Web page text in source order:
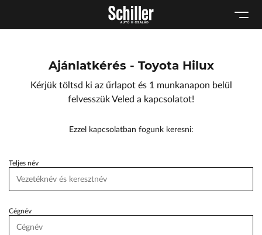
Lexus Pest
Audi Schiller
BYD Schiller
Geely Schiller
Seat Schiller
Tesla Approved Body Shop
Szerviz cserejárművek
Tartós bérlet
Tesla Approved Body Shop
Ajánlatkérés - Toyota Hilux
Kérjük töltsd ki az űrlapot és 1 munkanapon belül
felvesszük Veled a kapcsolatot!
Ezzel kapcsolatban fogunk keresni:
Teljes név
Cégnév